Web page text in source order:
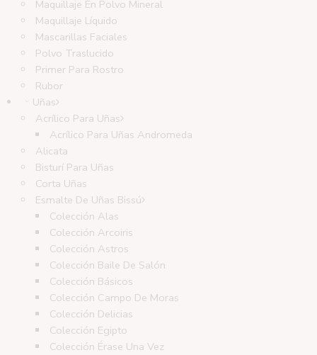
Maquillaje En Polvo Mineral
Maquillaje Líquido
Mascarillas Faciales
Polvo Traslucido
Primer Para Rostro
Rubor
Uñas
Acrílico Para Uñas
Acrílico Para Uñas Andromeda
Alicata
Bisturí Para Uñas
Corta Uñas
Esmalte De Uñas Bissú
Colección Alas
Colección Arcoiris
Colección Astros
Colección Baile De Salón
Colección Básicos
Colección Campo De Moras
Colección Delicias
Colección Egipto
Colección Érase Una Vez